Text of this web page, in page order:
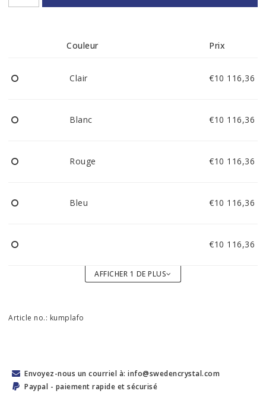
Couleur Prix
Clair €10 116,36
Blanc €10 116,36
Rouge €10 116,36
Bleu €10 116,36
€10 116,36
AFFICHER 1 DE PLUS
Article no.: kumplafo
Envoyez-nous un courriel à: info@swedencrystal.com
Paypal - paiement rapide et sécurisé